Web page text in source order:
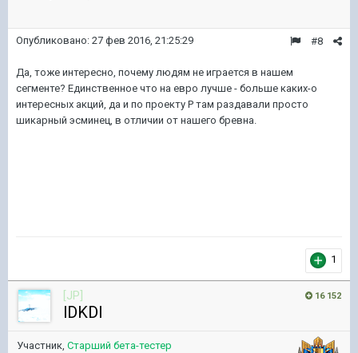
#8
Опубликовано: 27 фев 2016, 21:25:29
Да, тоже интересно, почему людям не играется в нашем
сегменте? Единственное что на евро лучше - больше каких-о
интересных акций, да и по проекту Р там раздавали просто
шикарный эсминец, в отличии от нашего бревна.
1
16 152
[JP]
lDKDl
Участник, Старший бета-тестер